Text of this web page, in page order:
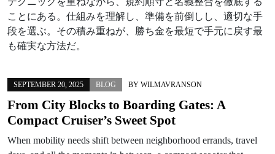
ことにある。仕組みを理解し、準備を前倒しし、適切な手
段を選ぶ。その積み重ねが、勝ち金を最短で手元に戻す最
も確実な方法だ。
SEPTEMBER 20, 2025 BLOG BY WILMAVRANSON
From City Blocks to Boarding Gates: A
Compact Cruiser’s Sweet Spot
When mobility needs shift between neighborhood errands, travel